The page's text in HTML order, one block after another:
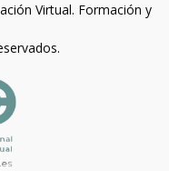
Virtual. Formación y